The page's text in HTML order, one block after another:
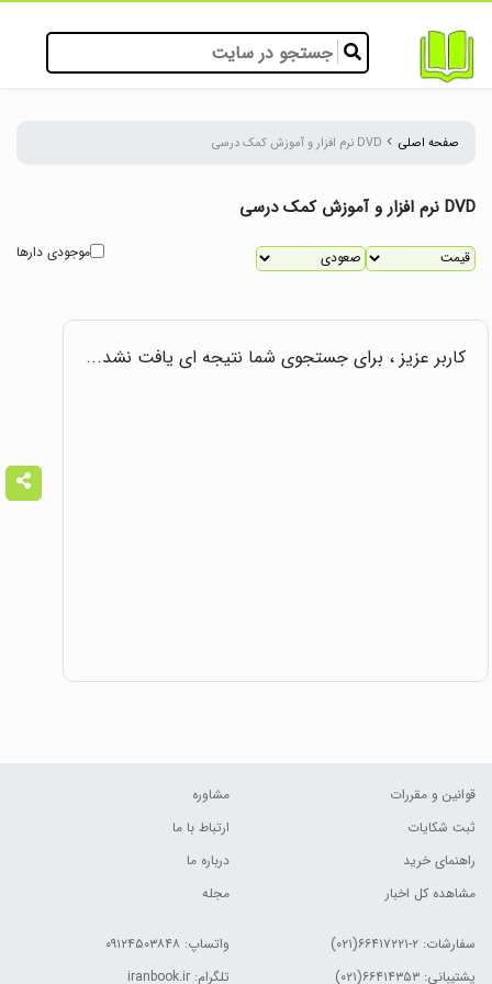
صفحه اصلی DVD نرم افزار و آموزش کمک درسی
DVD نرم افزار و آموزش کمک درسی
موجودی دارها
کاربر عزیز ، برای جستجوی شما نتیجه ای یافت نشد...
قوانین و مقررات
ثبت شکایات
راهنمای خرید
مشاهده کل اخبار
مشاوره
ارتباط با ما
درباره ما
مجله
سفارشات: ۲-۶۶۴۱۷۲۲۱(۰۲۱)
پشتیبانی: ۶۶۴۱۴۳۵۳(۰۲۱)
واتساپ: ۰۹۱۲۴۵۰۳۸۴۸
تلگرام: iranbook.ir